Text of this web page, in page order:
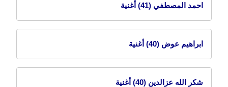
احمد المصطفي (41) أغنية
ابراهيم عوض (40) أغنية
شكر الله عزالدين (40) أغنية